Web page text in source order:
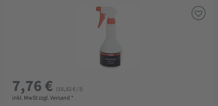
7,76 € (15,52 € / l)
inkl. MwSt zzgl. Versand *